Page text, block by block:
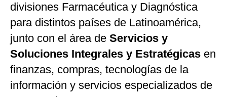
divisiones Farmacéutica y Diagnóstica
para distintos países de Latinoamérica,
junto con el área de Servicios y
Soluciones Integrales y Estratégicas en
finanzas, compras, tecnologías de la
información y servicios especializados de